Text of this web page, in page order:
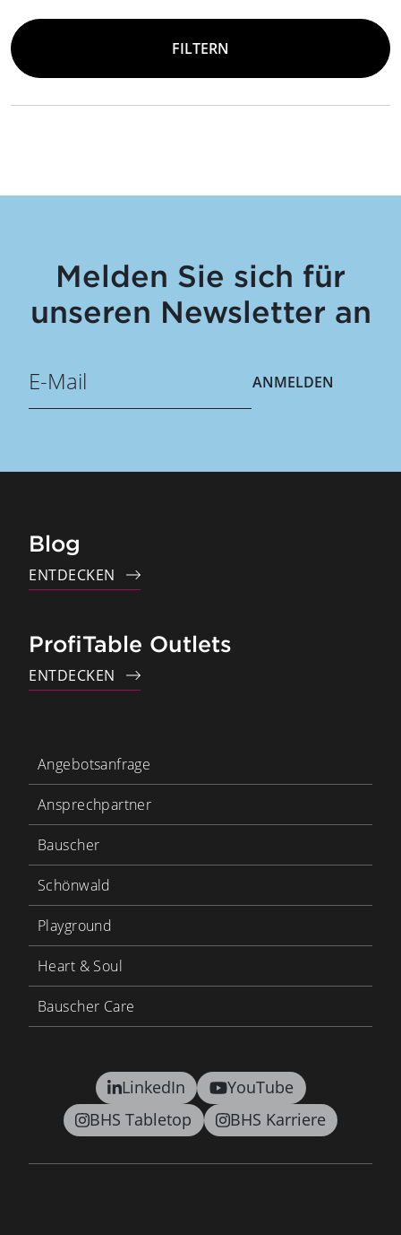
FILTERN
Melden Sie sich für
unseren Newsletter an
ANMELDEN
Blog
ENTDECKEN
ProfiTable Outlets
ENTDECKEN
LinkedIn
YouTube
BHS Tabletop
BHS Karriere
Angebotsanfrage
Ansprechpartner
Bauscher
Schönwald
Playground
Heart & Soul
Bauscher Care